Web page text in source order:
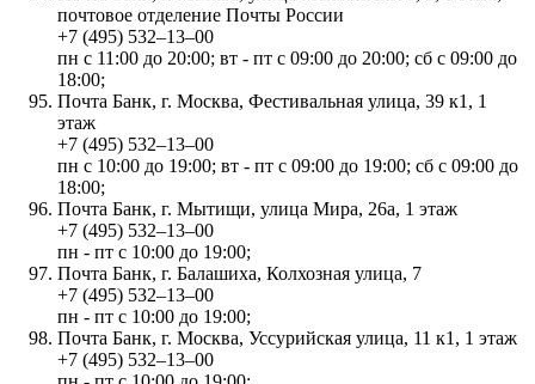
почтовое отделение Почты России
+7 (495) 532‒13‒00
пн с 11:00 до 20:00; вт - пт с 09:00 до 20:00; сб с 09:00 до
18:00;
Почта Банк, г. Москва, Фестивальная улица, 39 к1, 1
этаж
+7 (495) 532‒13‒00
пн с 10:00 до 19:00; вт - пт с 09:00 до 19:00; сб с 09:00 до
18:00;
Почта Банк, г. Мытищи, улица Мира, 26а, 1 этаж
+7 (495) 532‒13‒00
пн - пт с 10:00 до 19:00;
Почта Банк, г. Балашиха, Колхозная улица, 7
+7 (495) 532‒13‒00
пн - пт с 10:00 до 19:00;
Почта Банк, г. Москва, Уссурийская улица, 11 к1, 1 этаж
+7 (495) 532‒13‒00